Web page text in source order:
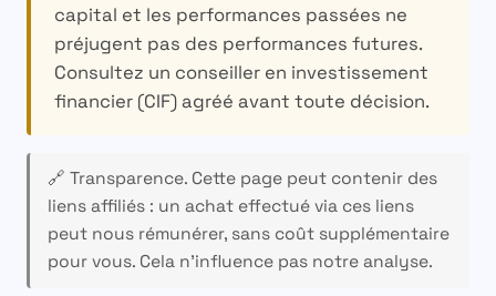
capital et les performances passées ne
préjugent pas des performances futures.
Consultez un conseiller en investissement
financier (CIF) agréé avant toute décision.
🔗 Transparence.Cette page peut contenir des
liens affiliés : un achat effectué via ces liens
peut nous rémunérer, sans coût supplémentaire
pour vous. Cela n’influence pas notre analyse.